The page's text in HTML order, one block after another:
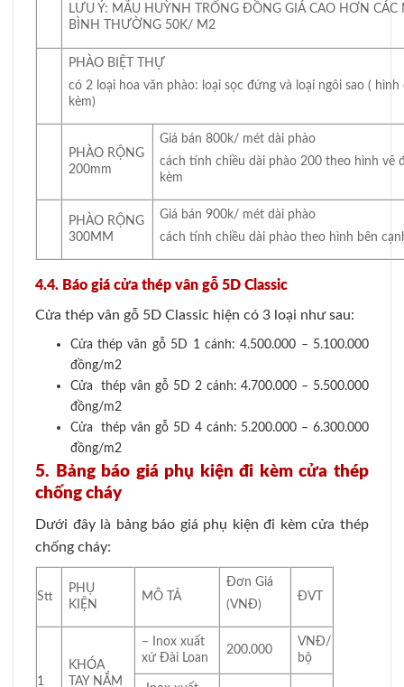
LƯU Ý: MẪU HUỲNH TRỐNG ĐỒNG GIÁ CAO HƠN CÁC
BÌNH THƯỜNG 50K/ M2
PHÀO BIỆT THỰ
có 2 loại hoa văn phào: loại sọc đứng và loại ngôi sao ( hình
kèm)
PHÀO RỘNG
200mm
Giá bán 800k/ mét dài phào
cách tính chiều dài phào 200 theo hình vẽ
kèm
PHÀO RỘNG
300MM
Giá bán 900k/ mét dài phào
cách tính chiều dài phào theo hình bên
4.4. Báo giá cửa thép vân gỗ 5D Classic
Cửa thép vân gỗ 5D Classic hiện có 3 loại như sau:
Cửa thép vân gỗ 5D 1 cánh: 4.500.000 – 5.100.000
đồng/m2
Cửa thép vân gỗ 5D 2 cánh: 4.700.000 – 5.500.000
đồng/m2
Cửa thép vân gỗ 5D 4 cánh: 5.200.000 – 6.300.000
đồng/m2
5. Bảng báo giá phụ kiện đi kèm cửa thép
chống cháy
Dưới đây là bảng báo giá phụ kiện đi kèm cửa thép
chống cháy:
Stt
PHỤ
KIỆN
MÔ TẢ
Đơn Giá
(VNĐ)
ĐVT
1
KHÓA
TAY NẮM
– Inox xuất
xứ Đài Loan
200.000
VNĐ/
bộ